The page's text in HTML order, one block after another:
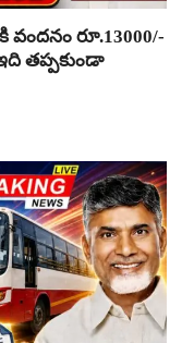
వందనం రూ.13000/-
తప్పకుండా